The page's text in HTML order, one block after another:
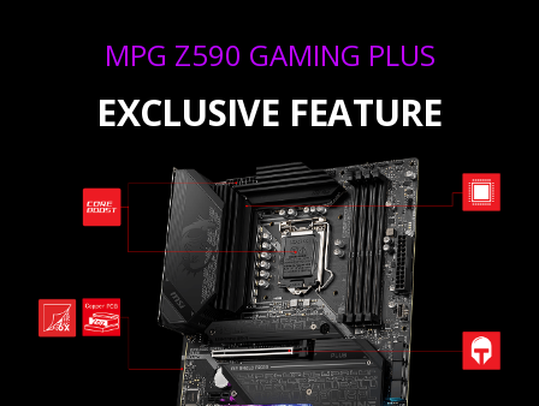
MPG Z590 GAMING PLUS
EXCLUSIVE FEATURE